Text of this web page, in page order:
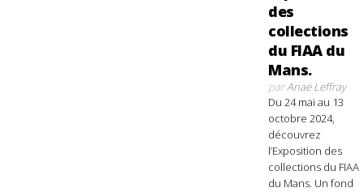
des
collections
du FIAA du
Mans.
parAnaë Leffray
Du 24 mai au 13
octobre 2024,
découvrez
l’Exposition des
collections du FIAA
du Mans. Un fond